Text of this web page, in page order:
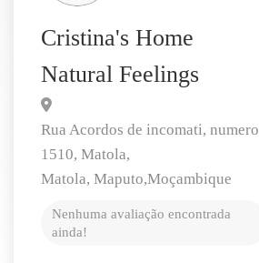
Procura
Cristina's Home
Natural Feelings
Rua Acordos de incomati, numero
1510, Matola,
Matola, Maputo,Moçambique
Nenhuma avaliação encontrada
ainda!